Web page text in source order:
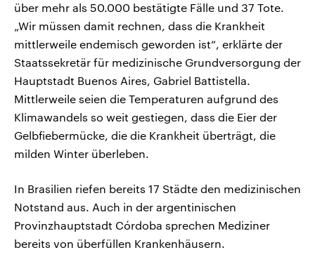
über mehr als 50.000 bestätigte Fälle und 37 Tote.
„Wir müssen damit rechnen, dass die Krankheit
mittlerweile endemisch geworden ist“, erklärte der
Staatssekretär für medizinische Grundversorgung der
Hauptstadt Buenos Aires, Gabriel Battistella.
Mittlerweile seien die Temperaturen aufgrund des
Klimawandels so weit gestiegen, dass die Eier der
Gelbfiebermücke, die die Krankheit überträgt, die
milden Winter überleben.
In Brasilien riefen bereits 17 Städte den medizinischen
Notstand aus. Auch in der argentinischen
Provinzhauptstadt Córdoba sprechen Mediziner
bereits von überfüllen Krankenhäusern.